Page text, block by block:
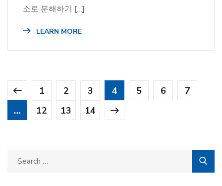
소로 분해하기 […]
LEARN MORE
1 2 3 4 5 6
7
…
12 13 14